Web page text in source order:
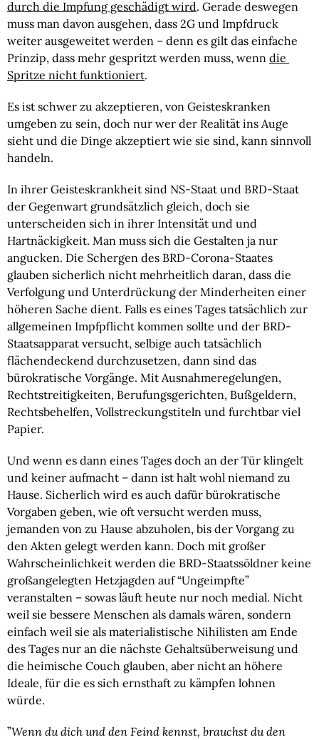
durch die Impfung geschädigt wird. Gerade deswegen
muss man davon ausgehen, dass 2G und Impfdruck
weiter ausgeweitet werden – denn es gilt das einfache
Prinzip, dass mehr gespritzt werden muss, wenn die
Spritze nicht funktioniert.
Es ist schwer zu akzeptieren, von Geisteskranken
umgeben zu sein, doch nur wer der Realität ins Auge
sieht und die Dinge akzeptiert wie sie sind, kann sinnvoll
handeln.
In ihrer Geisteskrankheit sind NS-Staat und BRD-Staat
der Gegenwart grundsätzlich gleich, doch sie
unterscheiden sich in ihrer Intensität und und
Hartnäckigkeit. Man muss sich die Gestalten ja nur
angucken. Die Schergen des BRD-Corona-Staates
glauben sicherlich nicht mehrheitlich daran, dass die
Verfolgung und Unterdrückung der Minderheiten einer
höheren Sache dient. Falls es eines Tages tatsächlich zur
allgemeinen Impfpflicht kommen sollte und der BRD-
Staatsapparat versucht, selbige auch tatsächlich
flächendeckend durchzusetzen, dann sind das
bürokratische Vorgänge. Mit Ausnahmeregelungen,
Rechtstreitigkeiten, Berufungsgerichten, Bußgeldern,
Rechtsbehelfen, Vollstreckungstiteln und furchtbar viel
Papier.
Und wenn es dann eines Tages doch an der Tür klingelt
und keiner aufmacht – dann ist halt wohl niemand zu
Hause. Sicherlich wird es auch dafür bürokratische
Vorgaben geben, wie oft versucht werden muss,
jemanden von zu Hause abzuholen, bis der Vorgang zu
den Akten gelegt werden kann. Doch mit großer
Wahrscheinlichkeit werden die BRD-Staatssöldner keine
großangelegten Hetzjagden auf “Ungeimpfte”
veranstalten – sowas läuft heute nur noch medial. Nicht
weil sie bessere Menschen als damals wären, sondern
einfach weil sie als materialistische Nihilisten am Ende
des Tages nur an die nächste Gehaltsüberweisung und
die heimische Couch glauben, aber nicht an höhere
Ideale, für die es sich ernsthaft zu kämpfen lohnen
würde.
”Wenn du dich und den Feind kennst, brauchst du den